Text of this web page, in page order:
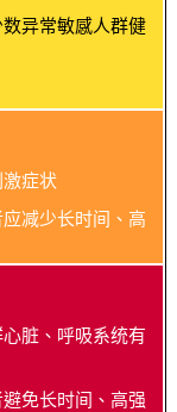
异常敏感人群健
症状
减少长时间、高
脏、呼吸系统有
免长时间、高强